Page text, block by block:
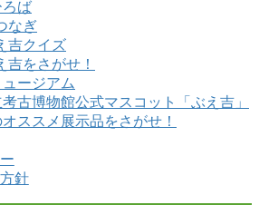
ば
なぎ
吉クイズ
吉をさがせ！
ージアム
古博物館公式マスコット「ぶえ吉」
ススメ展示品をさがせ！
針